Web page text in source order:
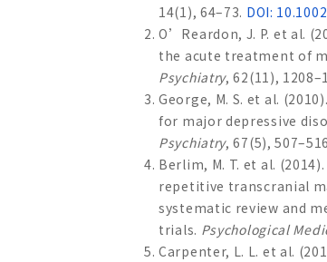
14(1), 64–73. DOI:
O’Reardon, J. P. et al.
the acute treatment of
Psychiatry, 62(11),
George, M. S. et al.
for major depressive
Psychiatry, 67(5),
Berlim, M. T. et al.
repetitive transcranial
systematic review and
trials. Psychological
Carpenter, L. L. et al.